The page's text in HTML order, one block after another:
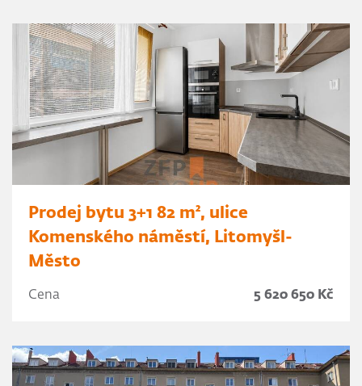
Prodej bytu 3+1 82 m², ulice
Komenského náměstí, Litomyšl-
Město
Cena 5 620 650 Kč